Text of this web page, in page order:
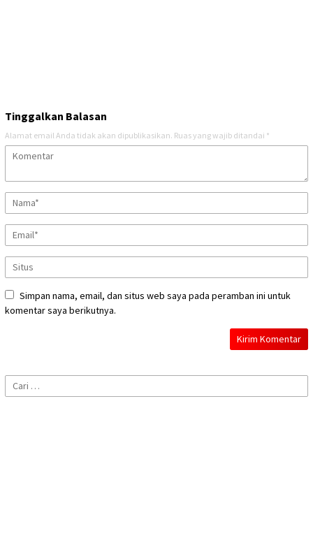
Tinggalkan Balasan
Alamat email Anda tidak akan dipublikasikan. Ruas yang wajib ditandai *
Simpan nama, email, dan situs web saya pada peramban ini untuk
komentar saya berikutnya.
Cari
untuk: